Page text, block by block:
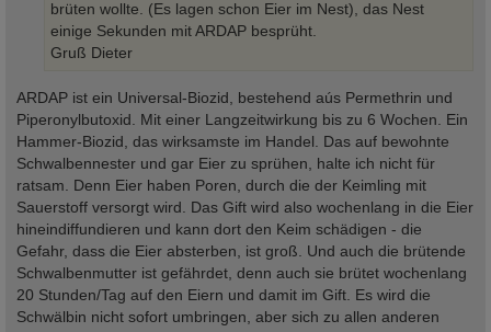
brüten wollte. (Es lagen schon Eier im Nest), das Nest
einige Sekunden mit ARDAP besprüht.
Gruß Dieter
ARDAP ist ein Universal-Biozid, bestehend aús Permethrin und
Piperonylbutoxid. Mit einer Langzeitwirkung bis zu 6 Wochen. Ein
Hammer-Biozid, das wirksamste im Handel. Das auf bewohnte
Schwalbennester und gar Eier zu sprühen, halte ich nicht für
ratsam. Denn Eier haben Poren, durch die der Keimling mit
Sauerstoff versorgt wird. Das Gift wird also wochenlang in die Eier
hineindiffundieren und kann dort den Keim schädigen - die
Gefahr, dass die Eier absterben, ist groß. Und auch die brütende
Schwalbenmutter ist gefährdet, denn auch sie brütet wochenlang
20 Stunden/Tag auf den Eiern und damit im Gift. Es wird die
Schwälbin nicht sofort umbringen, aber sich zu allen anderen